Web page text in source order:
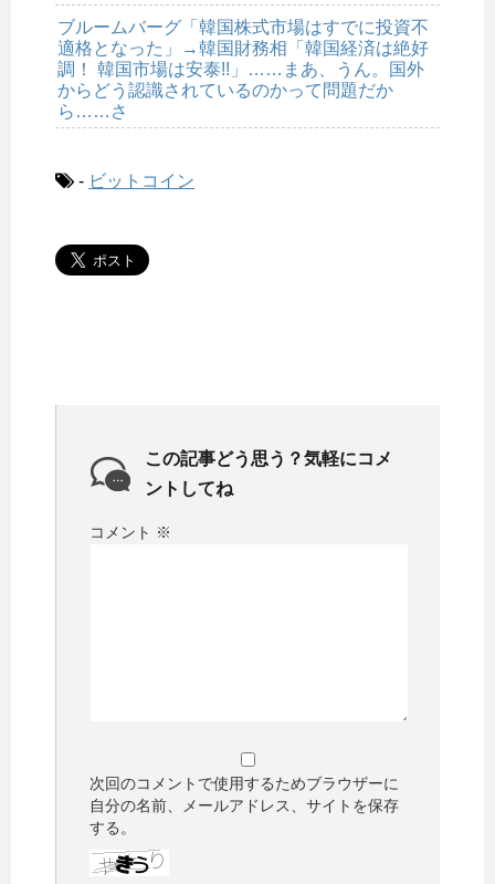
ブルームバーグ「韓国株式市場はすでに投資不
適格となった」→韓国財務相「韓国経済は絶好
調！ 韓国市場は安泰!!」……まあ、うん。国外
からどう認識されているのかって問題だか
ら……さ
- ビットコイン
この記事どう思う？気軽にコメ
ントしてね
コメント ※
次回のコメントで使用するためブラウザーに
自分の名前、メールアドレス、サイトを保存
する。